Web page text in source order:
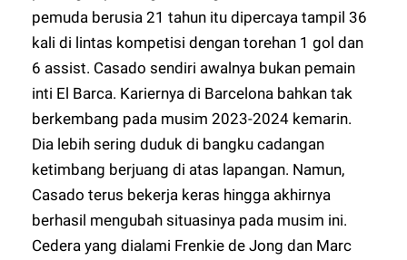
pemuda berusia 21 tahun itu dipercaya tampil 36
kali di lintas kompetisi dengan torehan 1 gol dan
6 assist. Casado sendiri awalnya bukan pemain
inti El Barca. Kariernya di Barcelona bahkan tak
berkembang pada musim 2023-2024 kemarin.
Dia lebih sering duduk di bangku cadangan
ketimbang berjuang di atas lapangan. Namun,
Casado terus bekerja keras hingga akhirnya
berhasil mengubah situasinya pada musim ini.
Cedera yang dialami Frenkie de Jong dan Marc